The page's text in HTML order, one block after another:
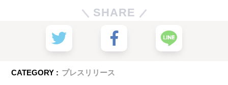
SHARE
CATEGORY : プレスリリース